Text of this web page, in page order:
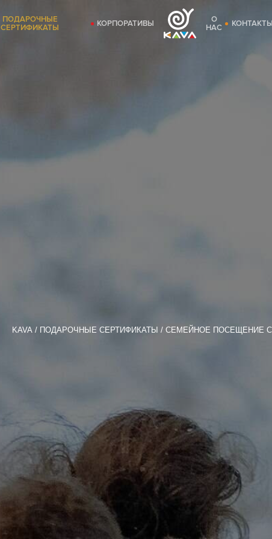
ПОДАРОЧНЫЕ
СЕРТИФИКАТЫ
КОРПОРАТИВЫ
О
НАС
КОНТАКТЫ
KAVA ПОДАРОЧНЫЕ СЕРТИФИКАТЫ СЕМЕЙНОЕ ПОСЕЩЕНИЕ